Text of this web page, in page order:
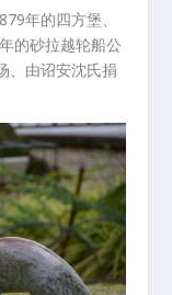
年的四方堡、
的砂拉越轮船公
、由诏安沈氏捐